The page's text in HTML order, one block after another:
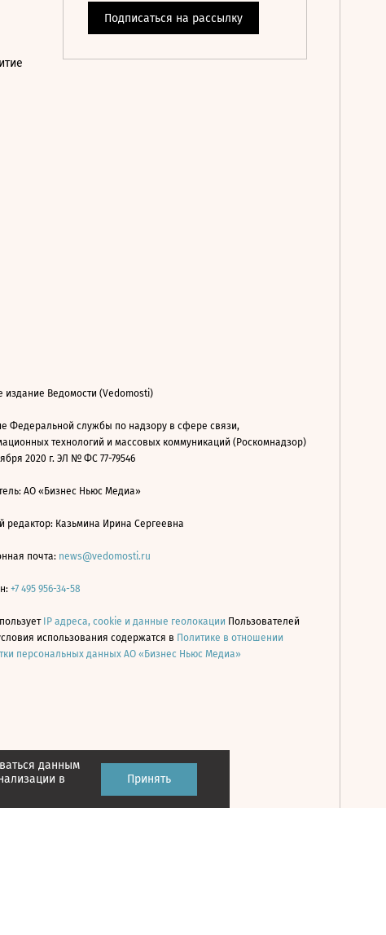
данным
в
Принять
издание Ведомости (Vedomosti)
Федеральной службы по надзору в сфере связи,
технологий и массовых коммуникаций (Роскомнадзор)
2020 г. ЭЛ № ФС 77-79546
АО «Бизнес Ньюс Медиа»
редактор: Казьмина Ирина Сергеевна
почта: news@vedomosti.ru
+7 495 956-34-58
IP адреса, cookie и данные геолокации Пользователей
использования содержатся в Политике в отношении
персональных данных АО «Бизнес Ньюс Медиа»